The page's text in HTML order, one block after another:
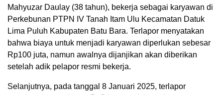
Mahyuzar Daulay (38 tahun), bekerja sebagai karyawan di
Perkebunan PTPN IV Tanah Itam Ulu Kecamatan Datuk
Lima Puluh Kabupaten Batu Bara. Terlapor menyatakan
bahwa biaya untuk menjadi karyawan diperlukan sebesar
Rp100 juta, namun awalnya dijanjikan akan diberikan
setelah adik pelapor resmi bekerja.
Selanjutnya, pada tanggal 8 Januari 2025, terlapor